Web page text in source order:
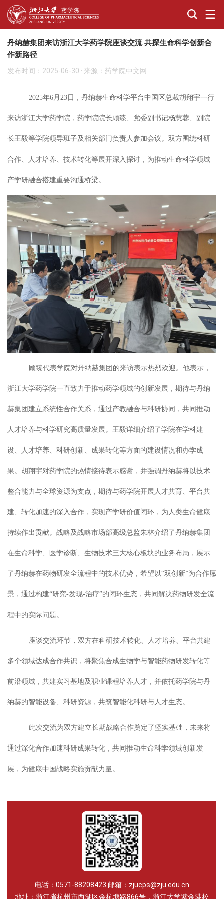
丹纳赫集团来访浙江大学药学院座谈交流 共探生命科学创新合
作新路径
发布时间：2025-06-30 · 来源：药学院中文网
2025年6月 23 日，丹纳赫生命科学平台中国区总裁胡翔宇一行
来访浙江大学药学院，药学院院长顾臻、党委副书记杨慧蓉、副院
长王毅等学院领导班子及相关部门负责人参加会议。 双方围绕科研
合作、人才培养、技术转化等展开深入探讨，为推动生命科学领域
产学研融合搭建重要沟通桥梁。
顾臻代表学院对丹纳赫集团的来访表示热烈欢迎。他表示，
浙江大学药学院一直致力于推动药学领域的创新发展，期待与丹纳
赫集团建立系统性合作关系，通过产教融合与科研协同，共同推动
人才培养与科学研究高质量发展。王毅详细介绍了学院在学科建
设、人才培养、科研创新、成果转化等方面的建设情况和办学成
果。胡翔宇对药学院的热情接待表示感谢，并强调丹纳赫将以技术
整合能力与全球资源为支点，期待与药学院开展人才共育、平台共
建、转化加速的深入合作，实现产学研价值闭环，为人类生命健康
持续作出贡献。 战略及战略市场部高级总监朱林介绍了丹纳赫集团
在生命科学、医学诊断、生物技术三大核心板块的业务布局，展示
了丹纳赫在药物研发全流程中的技术优势，希望以“双创新”为合作愿
景，通过构建“研究-发现-治疗”的闭环生态，共同解决药物研发全流
程中的实际问题。
座谈交流环节，双方在科研技术转化、人才培养、平台共建
多个领域达成合作共识，将聚焦合成生物学与智能药物研发转化等
前沿领域，共建实习基地及职业课程培养人才，并依托药学院与丹
纳赫的智能设备、科研资源，共筑智能化科研与人才生态。
此次交流为双方建立长期战略合作奠定了坚实基础，未来将
通过深化合作加速科研成果转化，共同推动生命科学领域创新发
展，为健康中国战略实施贡献力量。
电话：0571-88208423 邮箱：zjucps@zju.edu.cn
地址：浙江省杭州市西湖区余杭塘路866号，浙江大学紫金港校